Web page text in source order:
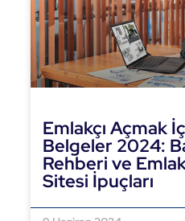
Emlakçı Açmak
Belgeler 2024:
Rehberi ve
Sitesi İpuçları